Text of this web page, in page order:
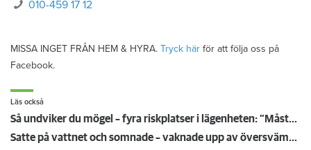
010-459 17 12
MISSA INGET FRÅN HEM & HYRA. Tryck här för att följa oss på
Facebook.
Läs också
Så undviker du mögel – fyra riskplatser i lägenheten: ”Måste städa bort”
Satte på vattnet och somnade – vaknade upp av översvämning hos grannen